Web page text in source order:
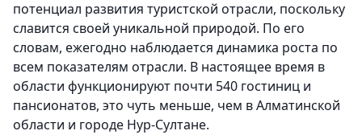
потенциал развития туристской отрасли, поскольку
славится своей уникальной природой. По его
словам, ежегодно наблюдается динамика роста по
всем показателям отрасли. В настоящее время в
области функционируют почти 540 гостиниц и
пансионатов, это чуть меньше, чем в Алматинской
области и городе Нур-Султане.